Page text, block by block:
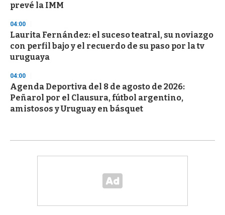
prevé la IMM
04:00
Laurita Fernández: el suceso teatral, su noviazgo
con perfil bajo y el recuerdo de su paso por la tv
uruguaya
04:00
Agenda Deportiva del 8 de agosto de 2026:
Peñarol por el Clausura, fútbol argentino,
amistosos y Uruguay en básquet